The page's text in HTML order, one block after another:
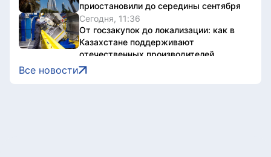
приостановили до середины сентября
Сегодня, 11:36
От госзакупок до локализации: как в
Казахстане поддерживают
отечественных производителей
Сегодня, 11:32
В Астане почтили память великого
Все новости